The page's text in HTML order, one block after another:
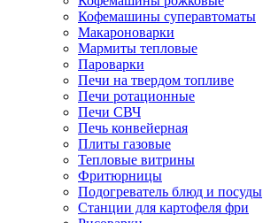
Кофемашины суперавтоматы
Макароноварки
Мармиты тепловые
Пароварки
Печи на твердом топливе
Печи ротационные
Печи СВЧ
Печь конвейерная
Плиты газовые
Тепловые витрины
Фритюрницы
Подогреватель блюд и посуды
Станции для картофеля фри